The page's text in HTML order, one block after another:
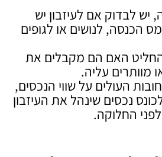
יש לבדוק אם לעיזבון יש
הכנסה, לנושים או לגופים
האם הם מקבלים את
מוותרים עליה.
העולים על שווי הנכסים,
נכסים שינהל את העיזבון
החלוקה.